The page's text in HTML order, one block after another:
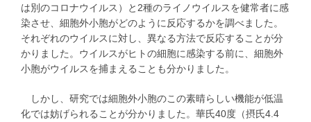
は別のコロナウイルス）と2種のライノウイルスを健常者に感
染させ、細胞外小胞がどのように反応するかを調べました。
それぞれのウイルスに対し、異なる方法で反応することが分
かりました。ウイルスがヒトの細胞に感染する前に、細胞外
小胞がウイルスを捕まえることも分かりました。
しかし、研究では細胞外小胞のこの素晴らしい機能が低温
化では妨げられることが分かりました。華氏40度（摂氏4.4